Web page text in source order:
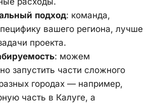
подход: команда,
вашего региона, лучше
проекта.
: можем
запустить части сложного
городах — например,
часть в Калуге, а